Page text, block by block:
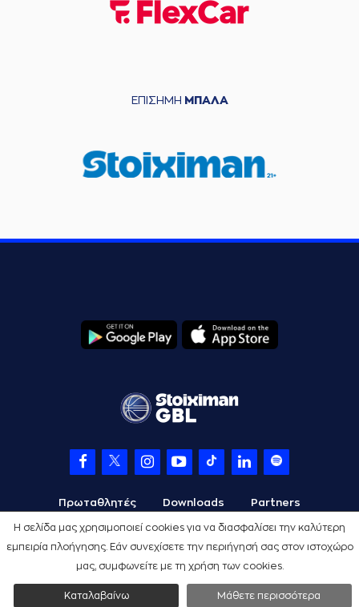
Η σελίδα μας χρησιμοποιεί cookies για να διασφαλίσει την καλύτερη
εμπειρία πλοήγησης. Εάν συνεχίσετε την περιήγησή σας στον ιστοχώρο
μας, συμφωνείτε με τη χρήση των cookies.
Καταλαβαίνω Μάθετε περισσότερα
ΕΠΙΣΗΜΗ ΜΠΑΛΑ
Πρωταθλητές Downloads Partners